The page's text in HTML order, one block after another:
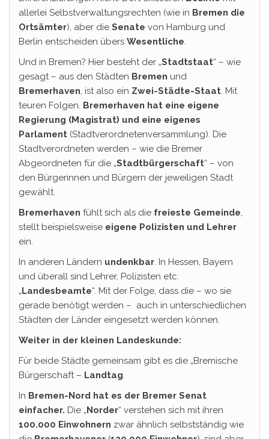
allerlei Selbstverwaltungsrechten (wie in Bremen die
Ortsämter), aber die Senate von Hamburg und
Berlin entscheiden übers Wesentliche.
Und in Bremen? Hier besteht der „Stadtstaat“ – wie
gesagt – aus den Städten Bremen und
Bremerhaven, ist also ein Zwei-Städte-Staat. Mit
teuren Folgen. Bremerhaven hat eine eigene
Regierung (Magistrat) und eine eigenes
Parlament (Stadtverordnetenversammlung). Die
Stadtverordneten werden – wie die Bremer
Abgeordneten für die „Stadtbürgerschaft“ – von
den Bürgerinnen und Bürgern der jeweiligen Stadt
gewählt.
Bremerhaven fühlt sich als die freieste Gemeinde,
stellt beispielsweise eigene Polizisten und Lehrer
ein.
In anderen Ländern undenkbar. In Hessen, Bayern
und überall sind Lehrer, Polizisten etc.
„Landesbeamte“. Mit der Folge, dass die – wo sie
gerade benötigt werden – auch in unterschiedlichen
Städten der Länder eingesetzt werden können.
Weiter in der kleinen Landeskunde:
Für beide Städte gemeinsam gibt es die „Bremische
Bürgerschaft – Landtag.
In Bremen-Nord hat es der Bremer Senat
einfacher. Die „Norder“ verstehen sich mit ihren
100.000 Einwohnern zwar ähnlich selbstständig wie